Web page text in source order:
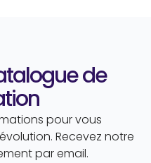
de
pour vous
Recevez notre
par email.